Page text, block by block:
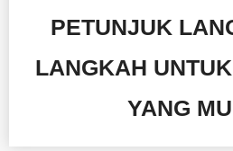
PETUNJUK
LANGKAH
YANG